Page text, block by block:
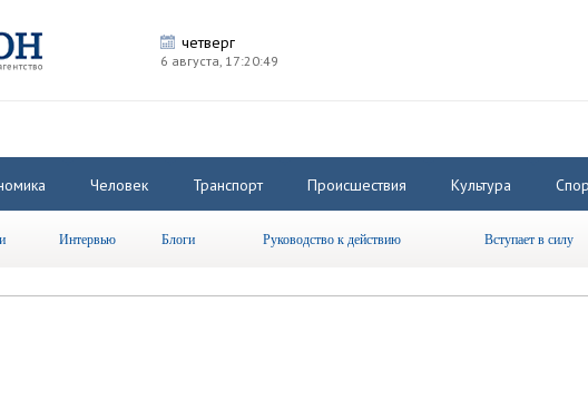
четверг
6 августа, 17:20:49
Человек Транспорт Происшествия Культура
Интервью Блоги Руководство к действию Вступает в силу